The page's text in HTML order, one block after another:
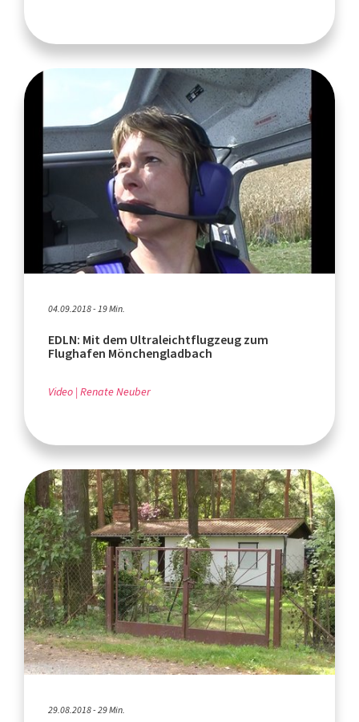
04.09.2018 - 19 Min.
EDLN: Mit dem Ultraleichtflugzeug zum
Flughafen Mönchengladbach
Video Renate Neuber
29.08.2018 - 29 Min.